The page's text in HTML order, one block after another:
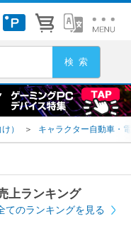
） ＞ キャラクター自動車・
上ランキング
てのランキングを見る